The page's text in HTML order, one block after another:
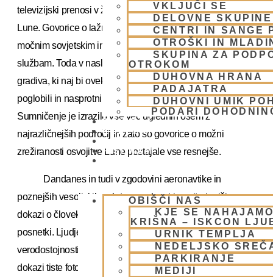
VKLJUČI SE
DELOVNE SKUPINE
CENTRI IN SANGE
OTROŠKI IN
SKUPINA ZA
OTROKOM
DUHOVNA HRANA
PADAJATRA
DUHOVNI UMIK
PODARI
DONIRAJ
KOLEDAR
VAŠA VPRAŠANJA
PIŠI NAM
OBIŠČI NAS
KJE SE
KRIŠNA – ISKCON
URNIK TEMPLJA
NEDELJSKO
PARKIRANJE
MEDIJI
televizijski prenosi v živo, fotografije in materialni dokazi z
Lune. Govorice o lažnih pristankih so tedaj pripisali
močnim sovjetskim in drugim vzhodnoevropskim tajnim
službam. Toda v naslednjih letih so se sumi o prisotnost
gradiva, ki naj bi ovekovečilo človekovo bivanje na Luni,
poglobili in nasprotni dokazi so postajali vse prepričljivejši.
Sumničenje je izrazilo vse več uglednih osem z
najrazličnejših področij in zato so govorice o možni
zrežiranosti osvojitve Lune postajale vse resnejše.
Dandanes in tudi v zgodovini aeronavtike in
poznejših vesoljskih poletov so glavni in najtrajnejši
dokazi o človekovih uspehih fotografije, filmi in televizijski
posnetki. Ljudje temu gradivu slepo zaupajo zaradi velike
verodostojnosti. Toda o pristanku človeka na Luni so edini
dokazi tiste fotografije in posnetki, ki jih je za objavo izbrala